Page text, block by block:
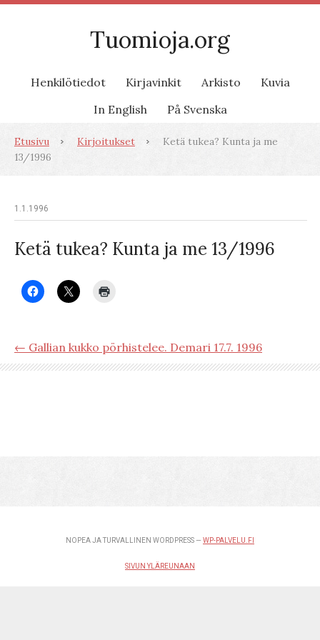
Tuomioja.org
Henkilötiedot Kirjavinkit Arkisto
Kuvia
In English
På Svenska
Etusivu Kirjoitukset
Ketä tukea? Kunta ja me
13/1996
1.1.1996
Ketä tukea? Kunta ja me 13/1996
← Gallian kukko pörhistelee. Demari 17.7. 1996
NOPEA JA TURVALLINEN WORDPRESS — WP-PALVELU.FI
SIVUN YLÄREUNAAN